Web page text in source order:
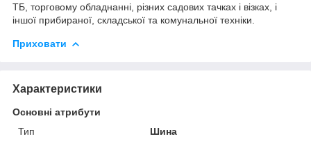
ТБ, торговому обладнанні, різних садових тачках і візках, і
іншої прибираної, складської та комунальної техніки.
Приховати
Характеристики
Основні атрибути
Тип
Шина